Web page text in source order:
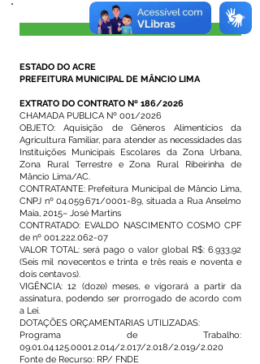
Visualizar
ESTADO DO ACRE
PREFEITURA MUNICIPAL DE MÂNCIO LIMA
EXTRATO DO CONTRATO Nº 186/2026
CHAMADA PUBLICA Nº 001/2026
OBJETO: Aquisição de Gêneros Alimentícios da
Agricultura Familiar, para atender as necessidades das
Instituições Municipais Escolares da Zona Urbana,
Zona Rural Terrestre e Zona Rural Ribeirinha de
Mâncio Lima/AC.
CONTRATANTE: Prefeitura Municipal de Mâncio Lima,
CNPJ nº 04.059.671/0001-89, situada a Rua Anselmo
Maia, 2015– José Martins
CONTRATADO: EVALDO NASCIMENTO COSMO CPF
de nº 001.222.062-07
VALOR TOTAL: será pago o valor global R$: 6.933,92
(Seis mil novecentos e trinta e três reais e noventa e
dois centavos).
VIGÊNCIA: 12 (doze) meses, e vigorará a partir da
assinatura, podendo ser prorrogado de acordo com
a Lei.
DOTAÇÕES ORÇAMENTARIAS UTILIZADAS:
Programa de Trabalho:
09.01.04.125.0001.2.014/2.017/2.018/2.019/2.020
Fonte de Recurso: RP/ FNDE